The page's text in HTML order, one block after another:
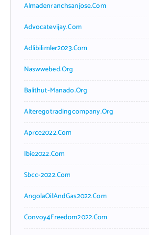
Almadenranchsanjose.com
Advocatevijay.com
Adlibilimler2023.com
Naswwebed.org
Balithut-Manado.org
Alteregotradingcompany.org
Aprce2022.com
Ibie2022.com
Sbcc-2022.com
AngolaOilAndGas2022.com
Convoy4Freedom2022.com